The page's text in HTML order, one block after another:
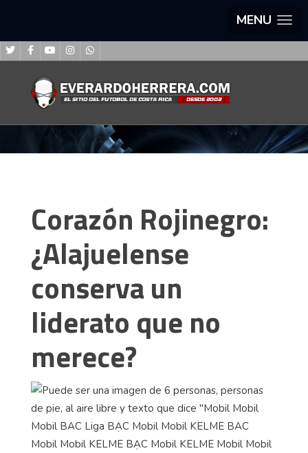
MENU
Corazón Rojinegro:
¿Alajuelense
conserva un
liderato que no
merece?